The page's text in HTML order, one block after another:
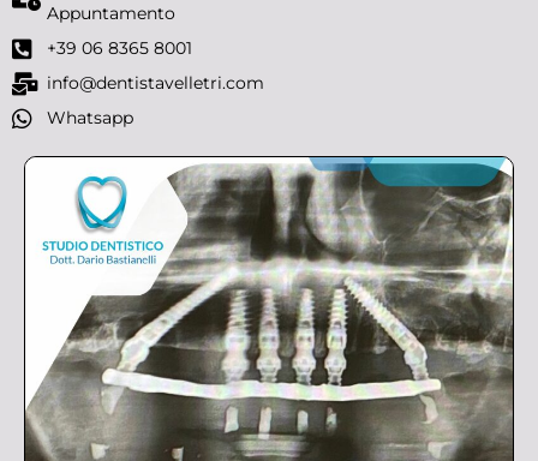
Appuntamento
+39 06 8365 8001
info@dentistavelletri.com
Whatsapp